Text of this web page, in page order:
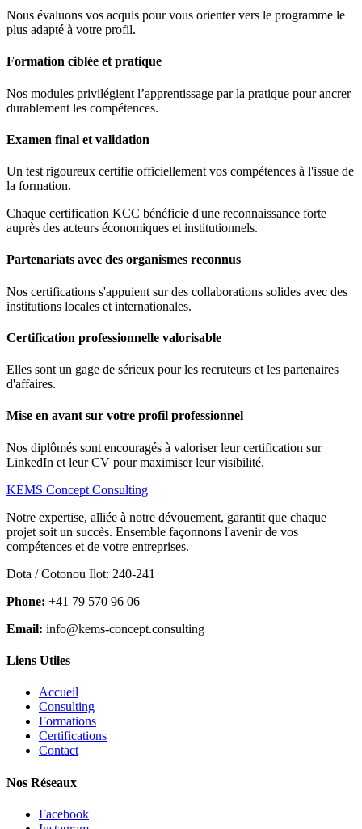
Nous évaluons vos acquis pour vous orienter vers le programme le
plus adapté à votre profil.
Formation ciblée et pratique
Nos modules privilégient l’apprentissage par la pratique pour ancrer
durablement les compétences.
Examen final et validation
Un test rigoureux certifie officiellement vos compétences à l'issue de
la formation.
Chaque certification KCC bénéficie d'une reconnaissance forte
auprès des acteurs économiques et institutionnels.
Partenariats avec des organismes reconnus
Nos certifications s'appuient sur des collaborations solides avec des
institutions locales et internationales.
Certification professionnelle valorisable
Elles sont un gage de sérieux pour les recruteurs et les partenaires
d'affaires.
Mise en avant sur votre profil professionnel
Nos diplômés sont encouragés à valoriser leur certification sur
LinkedIn et leur CV pour maximiser leur visibilité.
KEMS Concept Consulting
Notre expertise, alliée à notre dévouement, garantit que chaque
projet soit un succès. Ensemble façonnons l'avenir de vos
compétences et de votre entreprises.
Dota / Cotonou Ilot: 240-241
Phone: +41 79 570 96 06
Email: info@kems-concept.consulting
Liens Utiles
Accueil
Consulting
Formations
Certifications
Contact
Nos Réseaux
Facebook